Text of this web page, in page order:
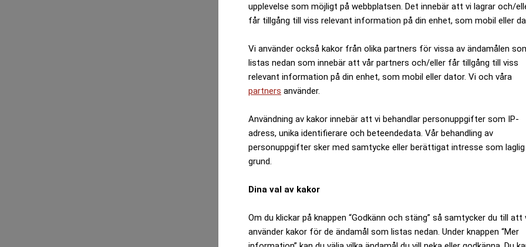
upplevelse som möjligt på webbplatsen. Det innebär att vi lagrar och/
får tillgång till viss relevant information på din enhet, som mobil eller
Vi använder också kakor från olika partners för vissa av ändamålen
listas nedan som innebär att vår partners och/eller får tillgång till viss
relevant information på din enhet, som mobil eller dator. Vi och våra
partners använder.
Användning av kakor innebär att vi behandlar personuppgifter som IP-
adress, unika identifierare och beteendedata. Vår behandling av
personuppgifter sker med samtycke eller berättigat intresse som laglig
grund.
Dina val av kakor
Om du klickar på knappen “Godkänn och stäng” så samtycker du till att
använder kakor för de ändamål som listas nedan. Under knappen “Mer